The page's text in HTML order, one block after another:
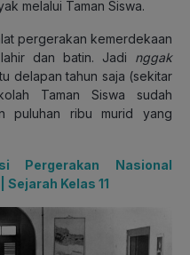
melalui Taman Siswa.
pergerakan kemerdekaan
dan batin. Jadi nggak
delapan tahun saja (sekitar
Taman Siswa sudah
puluhan ribu murid yang
Pergerakan Nasional
Kelas 11